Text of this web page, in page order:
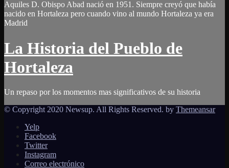
Aquiles D. Obispo Abad nació en 1951. Siempre creyó que había
nacido en Hortaleza pero cuando vino al mundo Hortaleza ya era
Madrid
La Historia del Pueblo de
Hortaleza
Un repaso por los momentos mas significativos de su historia
© Copyright 2020 Newsup. All Rights Reserved. by Themeansar
Yelp
Facebook
Twitter
Instagram
Correo electrónico